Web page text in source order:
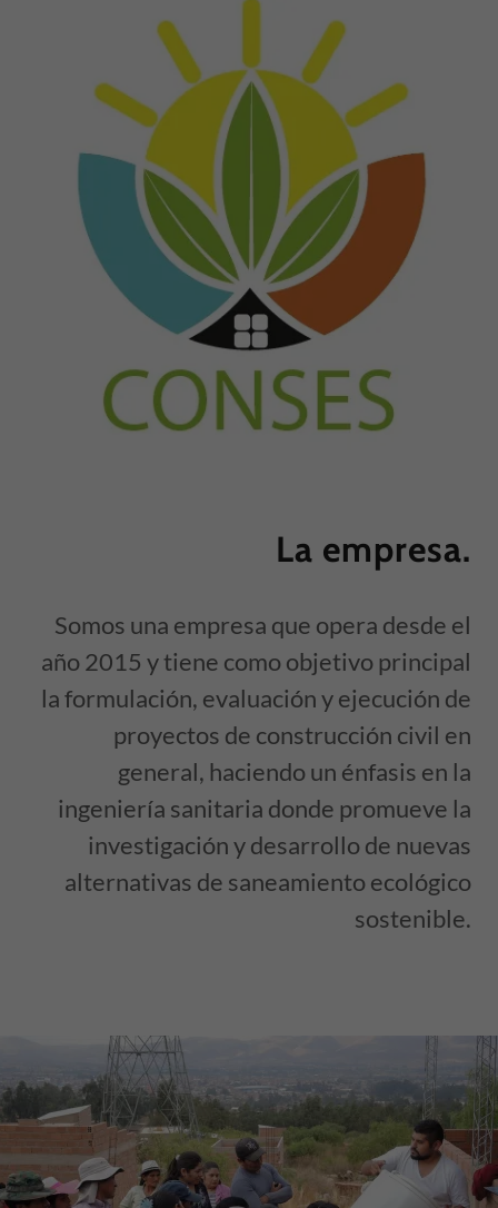
La empresa.
Somos una empresa que opera desde el
año 2015 y tiene como objetivo principal
la formulación, evaluación y ejecución de
proyectos de construcción civil en
general, haciendo un énfasis en la
ingeniería sanitaria donde promueve la
investigación y desarrollo de nuevas
alternativas de saneamiento ecológico
sostenible.